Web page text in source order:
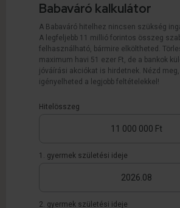
Babaváró kalkulátor
A Babaváró hitelhez nincsen szükség
A legfeljebb 11 millió forintos összeg
felhasználható, bármire elköltheted.
maximum havi 51 ezer Ft, de a bankok
jóváírási akciókat is hirdetnek. Nézd meg,
igényelheted a legjobb feltételekkel!
Hitelösszeg
1. gyermek születési ideje
2. gyermek születési ideje